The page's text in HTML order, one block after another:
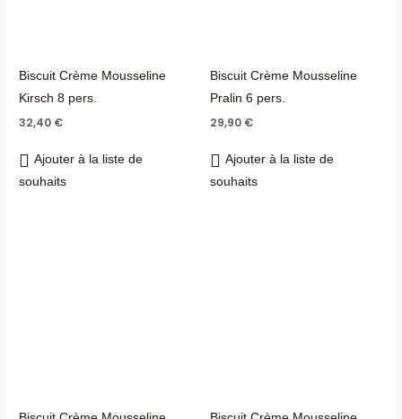
Biscuit Crème Mousseline
Kirsch 8 pers.
32,40 €
Ajouter à la liste de
souhaits
Biscuit Crème Mousseline
Pralin 6 pers.
29,90 €
Ajouter à la liste de
souhaits